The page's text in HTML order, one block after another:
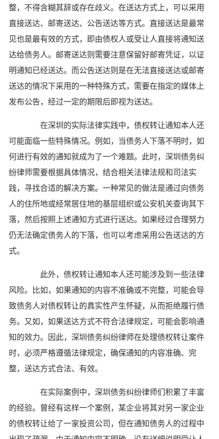
整，不得含糊其辞或存在歧义。在送达方式上，可以采用
直接送达、邮寄送达、公告送达等方式。直接送达是最常
见也是最有效的方式，即由债权人或受让人直接将通知送
达给债务人。邮寄送达则需要注意保留好邮寄凭证，以证
明通知已经送达。而公告送达则是在无法直接送达或邮寄
送达的情况下采用的一种特殊方式，需要在指定的媒体上
发布公告，经过一定的期限后即视为送达。
在深圳的实际法律实践中，债权转让通知本人还
可能面临一些特殊情况。例如，当债务人下落不明时，如
何进行有效的通知就成为了一个难题。此时，深圳债务纠
纷律师需要根据具体情况，结合相关法律法规和司法实
践，寻找合适的解决方案。一种常见的做法是通过向债务
人的住所地或经常居住地的基层组织或公安机关查询其下
落，然后按照上述通知方式进行送达。如果经过合理努力
仍无法确定债务人的下落，也可以考虑采用公告送达的方
式。
此外，债权转让通知本人还可能涉及到一些法律
风险。比如，如果通知的内容不准确或不完整，可能会导
致债务人对债权转让的真实性产生怀疑，从而拒绝履行债
务。又如，如果送达方式不符合法律规定，可能会影响通
知的效力。因此，深圳债务纠纷律师在处理债权转让案件
时，必须严格遵循法律规定，确保通知的内容准确、完
整，送达方式合法、有效。
在实际案例中，深圳债务纠纷律师们积累了丰富
的经验。曾经有这样一个案例，某企业将其对另一家企业
的债权转让给了一家投资公司，但在通知债务人的过程中